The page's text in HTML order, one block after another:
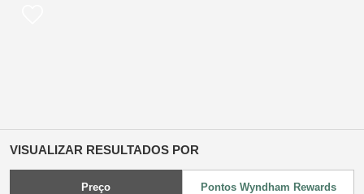
VISUALIZAR RESULTADOS POR
Preço Pontos Wyndham Rewards